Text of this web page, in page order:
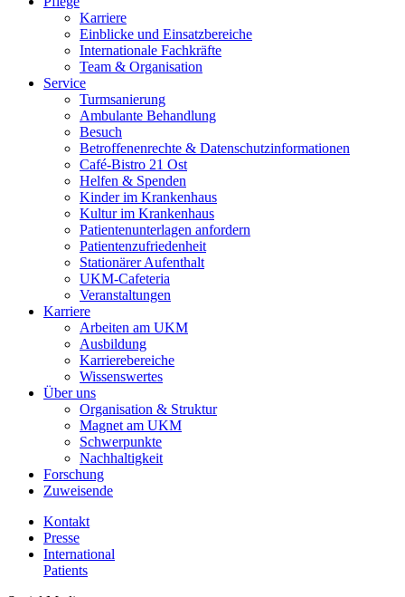
Karriere
Einblicke und Einsatzbereiche
Internationale Fachkräfte
Team & Organisation
Service
Turmsanierung
Ambulante Behandlung
Besuch
Betroffenenrechte & Datenschutzinformationen
Café-Bistro 21 Ost
Helfen & Spenden
Kinder im Krankenhaus
Kultur im Krankenhaus
Patientenunterlagen anfordern
Patientenzufriedenheit
Stationärer Aufenthalt
UKM-Cafeteria
Veranstaltungen
Karriere
Arbeiten am UKM
Ausbildung
Karrierebereiche
Wissenswertes
Über uns
Organisation & Struktur
Magnet am UKM
Schwerpunkte
Nachhaltigkeit
Forschung
Zuweisende
Kontakt
Presse
International
Patients